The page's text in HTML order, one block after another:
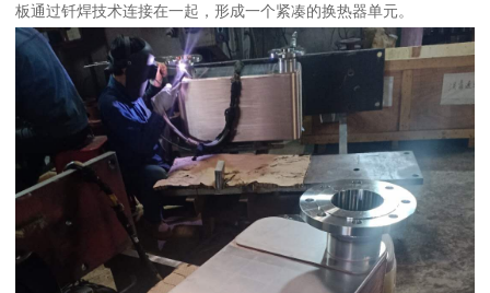
板通过钎焊技术连接在一起，形成一个紧凑的换热器单元。